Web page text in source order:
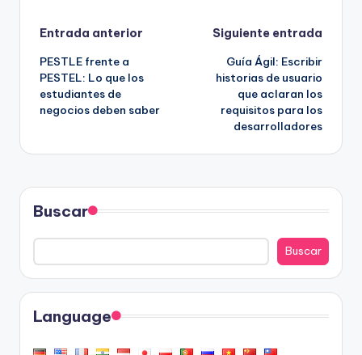
Navegación
de
entradas
Entrada anterior
PESTLE frente a
PESTEL: Lo que los
estudiantes de
negocios deben saber
Siguiente entrada
Guía Ágil: Escribir
historias de usuario
que aclaran los
requisitos para los
desarrolladores
Buscar
Buscar
Language